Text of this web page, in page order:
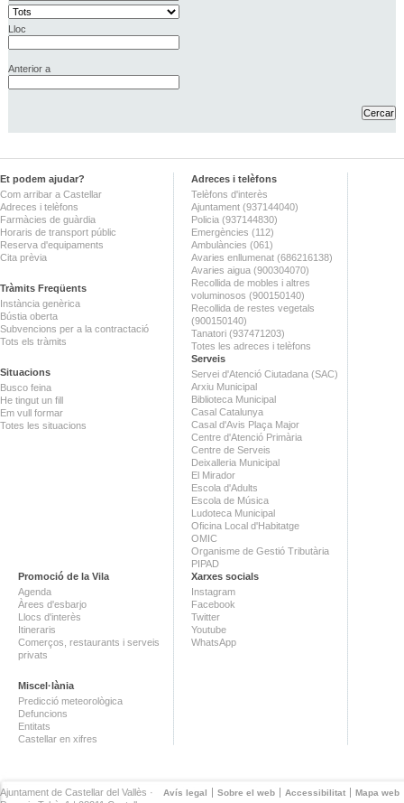
Lloc
Anterior a
Et podem ajudar?
Com arribar a Castellar
Adreces i telèfons
Farmàcies de guàrdia
Horaris de transport públic
Reserva d'equipaments
Cita prèvia
Tràmits Freqüents
Instància genèrica
Bústia oberta
Subvencions per a la contractació
Tots els tràmits
Situacions
Busco feina
He tingut un fill
Em vull formar
Totes les situacions
Adreces i telèfons
Telèfons d'interès
Ajuntament (937144040)
Policia (937144830)
Emergències (112)
Ambulàncies (061)
Avaries enllumenat (686216138)
Avaries aigua (900304070)
Recollida de mobles i altres
voluminosos (900150140)
Recollida de restes vegetals
(900150140)
Tanatori (937471203)
Totes les adreces i telèfons
Serveis
Servei d'Atenció Ciutadana (SAC)
Arxiu Municipal
Biblioteca Municipal
Casal Catalunya
Casal d'Avis Plaça Major
Centre d'Atenció Primària
Centre de Serveis
Deixalleria Municipal
El Mirador
Escola d'Adults
Escola de Música
Ludoteca Municipal
Oficina Local d'Habitatge
OMIC
Organisme de Gestió Tributària
PIPAD
Promoció de la Vila
Agenda
Àrees d'esbarjo
Llocs d'interès
Itineraris
Comerços, restaurants i serveis
privats
Miscel·lània
Predicció meteorològica
Defuncions
Entitats
Castellar en xifres
Xarxes socials
Instagram
Facebook
Twitter
Youtube
WhatsApp
Avís legal Sobre el web Accessibilitat Mapa web
Ajuntament de Castellar del Vallès ·